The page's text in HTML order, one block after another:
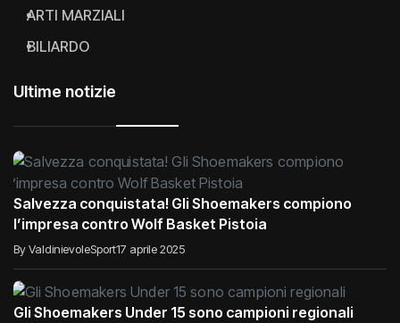
ARTI MARZIALI
BILIARDO
Ultime notizie
Salvezza conquistata! Gli Shoemakers compiono
l’impresa contro Wolf Basket Pistoia
By ValdinievoleSport17 aprile 2025
Gli Shoemakers Under 15 sono campioni regionali